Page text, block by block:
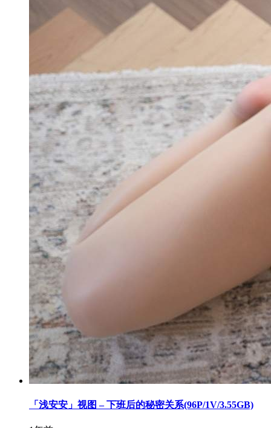
「浅安安」视图 – 下班后的秘密关系(96P/1V/3.55GB)